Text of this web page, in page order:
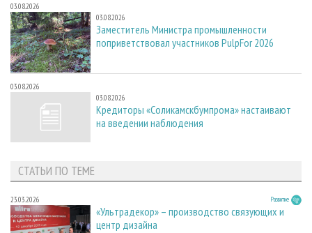
03.08.2026
03.08.2026
Заместитель Министра промышленности
поприветствовал участников PulpFor 2026
03.08.2026
03.08.2026
Кредиторы «Соликамскбумпрома» настаивают
на введении наблюдения
СТАТЬИ ПО ТЕМЕ
23.03.2026 Развитие
«Ультрадекор» – производство связующих и
центр дизайна